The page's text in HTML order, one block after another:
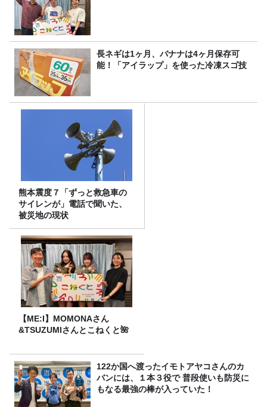
長ネギは1ヶ月、バナナは4ヶ月保存可
能！「アイラップ」を使った冷凍スゴ技
熊本震度７「ずっと救急車の
サイレンが」電話で聞いた、
被災地の現状
【ME:I】MOMONAさん
&TSUZUMIさんとこねくと🌺
122か国へ渡ったイモトアヤコさんのカ
バンには、１本３役で 普段使いも防災に
もなる最強の棒が入っていた！